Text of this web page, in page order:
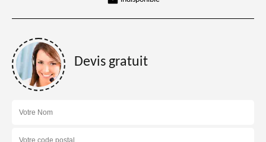
Devis gratuit